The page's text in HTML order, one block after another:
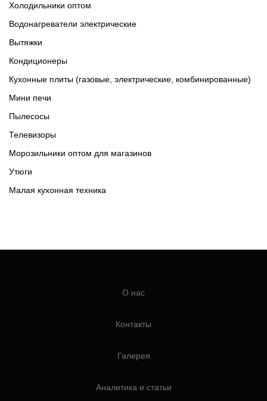
Холодильники оптом
Водонагреватели электрические
Вытяжки
Кондиционеры
Кухонные плиты (газовые, электрические, комбинированные)
Мини печи
Пылесосы
Телевизоры
Морозильники оптом для магазинов
Утюги
Малая кухонная техника
О нас
Контакты
Галерея
Аналитика и статьи